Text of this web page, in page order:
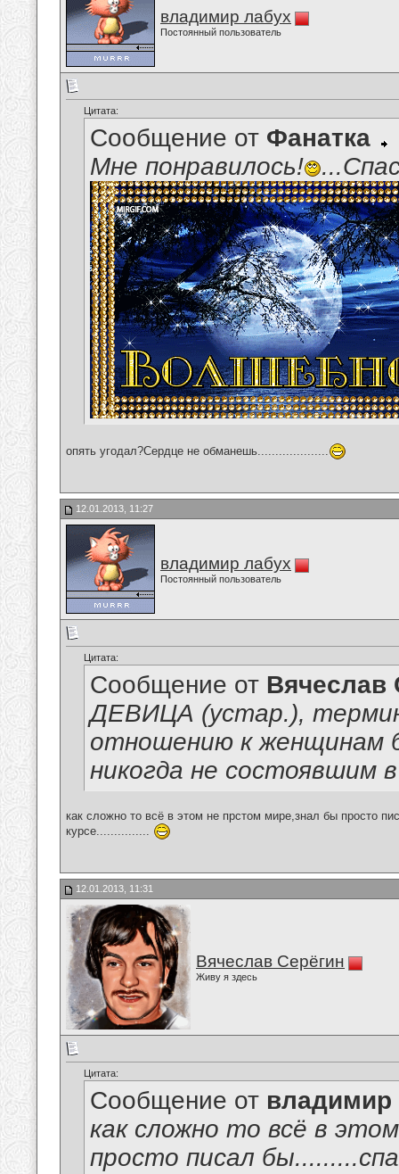
владимир лабух
Постоянный пользователь
Цитата:
Сообщение от Фанатка
Мне понравилось!
опять угодал?Cердце не обманешь....................
12.01.2013, 11:27
владимир лабух
Постоянный пользователь
Цитата:
Сообщение от Вячеслав
ДЕВИЦА (устар.),
отношению к женщинам
никогда не состоявшим
как сложно то всё в этом не прстом мире,знал бы просто
курсе...............
12.01.2013, 11:31
Вячеслав Серёгин
Живу я здесь
Цитата:
Сообщение от владимир
как сложно то всё в
просто писал